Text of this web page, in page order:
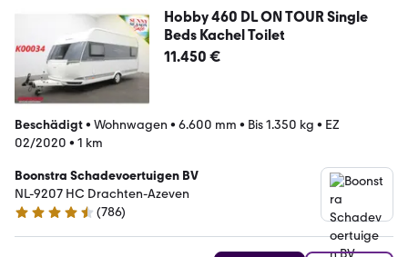
Hobby 460 DL ON TOUR Single
Beds Kachel Toilet
11.450 €
Beschädigt• Wohnwagen • 6.600 mm • Bis 1.350 kg • EZ
02/2020 • 1 km
Boonstra Schadevoertuigen BV
NL-9207 HC Drachten-Azeven
4.4 Sterne
(786)